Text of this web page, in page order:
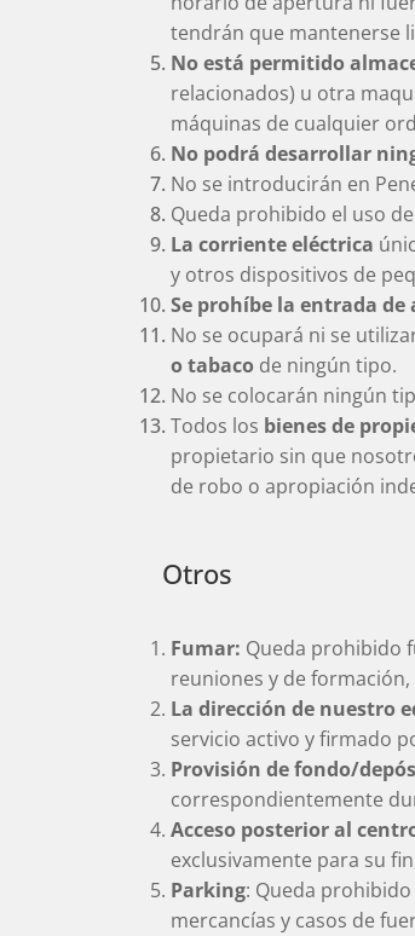
tendrán que mantenerse
No está permitido
relacionados) u otra
máquinas de cualquier
No podrá desarrollar
No se introducirán en
Queda prohibido el uso
La corriente eléctrica
y otros dispositivos de
Se prohíbe la entrada de
No se ocupará ni se
o tabaco de ningún tipo.
No se colocarán ningún
Todos los bienes de
propietario sin que
de robo o apropiación
Otros
Fumar: Queda prohibido
reuniones y de
La dirección de nuestro
servicio activo y firmado
Provisión de fondo/
correspondientemente
Acceso posterior al
exclusivamente para su
Parking: Queda
mercancías y casos de